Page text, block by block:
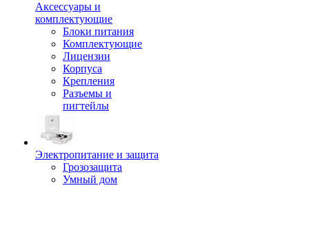
Аксессуары и
комплектующие
Блоки питания
Комплектующие
Лицензии
Корпуса
Крепления
Разъемы и
пигтейлы
Электропитание и защита
Грозозащита
Умный дом